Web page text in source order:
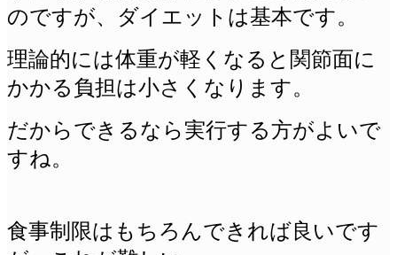
のですが、ダイエットは基本です。
理論的には体重が軽くなると関節面に
かかる負担は小さくなります。
だからできるなら実行する方がよいで
すね。
食事制限はもちろんできれば良いです